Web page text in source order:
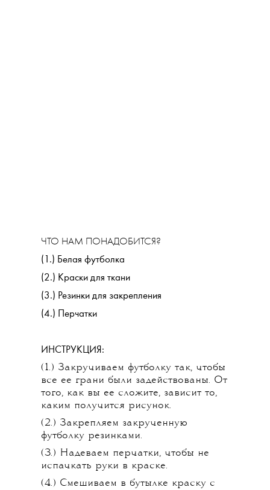
ЧТО НАМ ПОНАДОБИТСЯ?
(1.) Белая футболка
(2.) Краски для ткани
(3.) Резинки для закрепления
(4.) Перчатки
ИНСТРУКЦИЯ:
(1.) Закручиваем футболку так, чтобы
все ее грани были задействованы. От
того, как вы ее сложите, зависит то,
каким получится рисунок.
(2.) Закрепляем закрученную
футболку резинками.
(3.) Надеваем перчатки, чтобы не
испачкать руки в краске.
(4.) Смешиваем в бутылке краску с